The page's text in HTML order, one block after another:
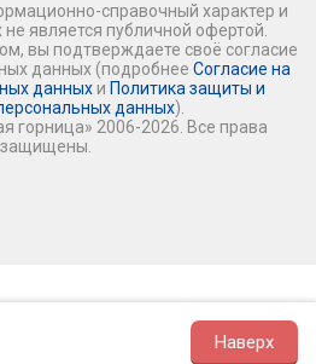
Наверх
справочный характер и
не является публичной офертой.
вы подтверждаете своё согласие
данных (подробнее Согласие на
данных и Политика защиты и
данных).
горница» 2006-2026. Все права
защищены.